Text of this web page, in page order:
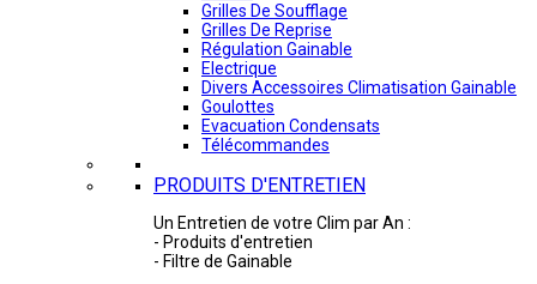
Grilles De Soufflage
Grilles De Reprise
Régulation Gainable
Electrique
Divers Accessoires Climatisation Gainable
Goulottes
Evacuation Condensats
Télécommandes
PRODUITS D'ENTRETIEN
Un Entretien de votre Clim par An :
- Produits d'entretien
- Filtre de Gainable